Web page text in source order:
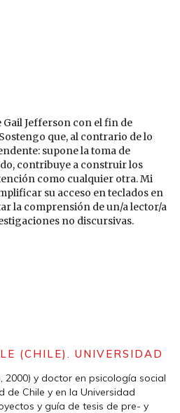
Jefferson con el fin de
que, al contrario de lo
supone la toma de
contribuye a construir los
como cualquier otra. Mi
su acceso en teclados en
la comprensión de un/a lector/a
no discursivas.
(CHILE). UNIVERSIDAD
2000) y doctor en psicología social
de Chile y en la Universidad
y guía de tesis de pre- y